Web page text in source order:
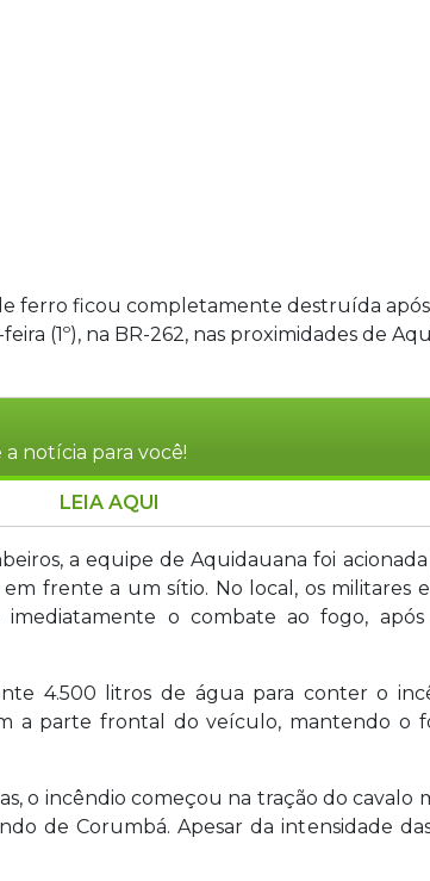
ferro ficou completamente destruída
(1º), na BR-262, nas proximidades de
notícia para você!
de ferro foi destruída por um
próximo a Aquidauana, a 141 km de Campo
litros de água para conter as chamas, que
Não houve vítimas. A PRF também foi
LEIA AQUI
a equipe de Aquidauana foi
frente a um sítio. No local, os militares
imediatamente o combate ao fogo,
4.500 litros de água para conter o
a parte frontal do veículo, mantendo o
o incêndio começou na tração do cavalo
de Corumbá. Apesar da intensidade